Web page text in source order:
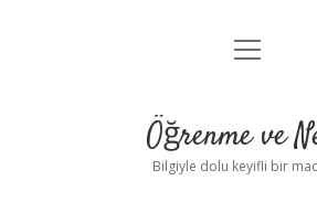
Anasayfa
Yasal Uyarı
menüyü
Öğrenme ve
Bilgiyle dolu keyifli bir